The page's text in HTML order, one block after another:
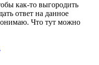
как-то выгородить
ответ на данное
Что тут можно